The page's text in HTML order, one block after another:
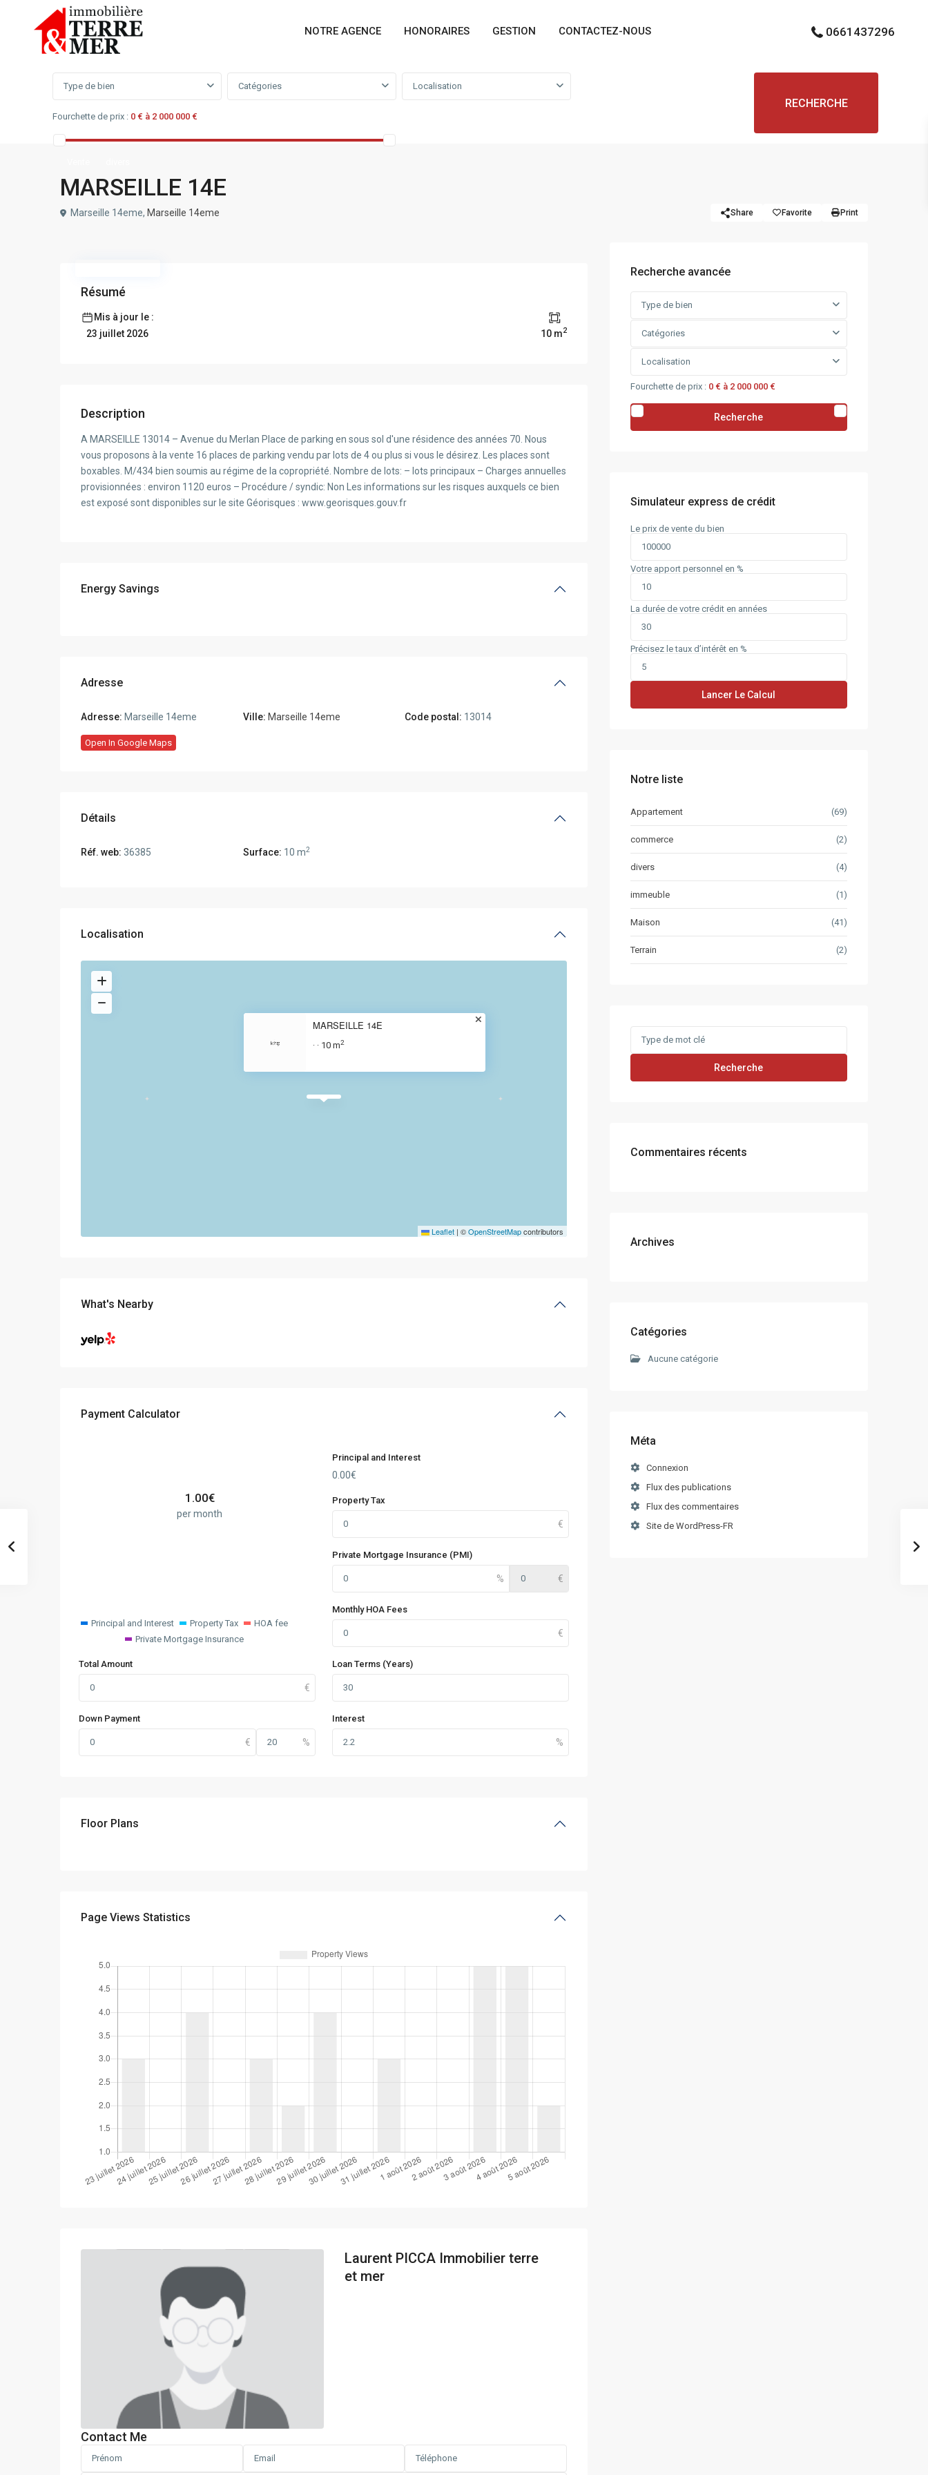
NOTRE AGENCE HONORAIRES GESTION CONTACTEZ-NOUS 0661437296
Recherchez un bien
Type de bien Catégories Localisation
Fourchette de prix : 0 € à 2 000 000 €
RECHERCHE
MARSEILLE 14E
Marseille 14eme, Marseille 14eme Share Favorite Print
Résumé
Mis à jour le :
23 juillet 2026
10 m2
Description
A MARSEILLE 13014 – Avenue du Merlan Place de parking en sous sol d'une résidence des années 70. Nous
vous proposons à la vente 16 places de parking vendu par lots de 4 ou plus si vous le désirez. Les places sont
boxables. M/434 bien soumis au régime de la copropriété. Nombre de lots: – lots principaux – Charges annuelles
provisionnées : environ 1120 euros – Procédure / syndic: Non Les informations sur les risques auxquels ce bien
est exposé sont disponibles sur le site Géorisques : www.georisques.gouv.fr
Energy Savings
Adresse
Adresse: Marseille 14eme Ville: Marseille 14eme Code postal: 13014
Open In Google Maps
Détails
Réf. web: 36385 Surface: 10 m2
Localisation
MARSEILLE 14E
· · 10 m2
Leaflet | ©OpenStreetMapcontributors
What's Nearby
Payment Calculator
1.00€
per month
Principal and Interest Property Tax
HOA fee
Private Mortgage Insurance
Principal and Interest
0.00€
Property Tax
Private Mortgage Insurance (PMI)
Monthly HOA Fees
Total Amount
Down Payment
Loan Terms (Years)
Interest
Floor Plans
Page Views Statistics
Laurent PICCA Immobilier terre
et mer
Contact Me
Recherche avancée
Type de bien
Catégories
Localisation
Fourchette de prix : 0 € à 2 000 000 €
Recherche
Simulateur express de crédit
Le prix de vente du bien
Votre apport personnel en %
La durée de votre crédit en années
Précisez le taux d’intérêt en %
Lancer Le Calcul
Notre liste
Appartement (69)
commerce (2)
divers (4)
immeuble (1)
Maison (41)
Terrain (2)
Recherche
Commentaires récents
Archives
Catégories
Aucune catégorie
Méta
Connexion
Flux des publications
Flux des commentaires
Site de WordPress-FR